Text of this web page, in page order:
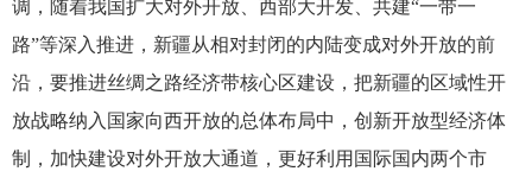
调，随着我国扩大对外开放、西部大开发、共建“一带一
路”等深入推进，新疆从相对封闭的内陆变成对外开放的前
沿，要推进丝绸之路经济带核心区建设，把新疆的区域性开
放战略纳入国家向西开放的总体布局中，创新开放型经济体
制，加快建设对外开放大通道，更好利用国际国内两个市